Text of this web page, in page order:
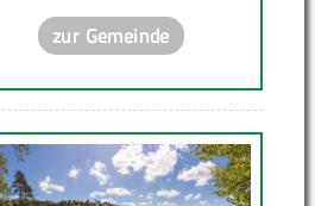
zur Gemeinde